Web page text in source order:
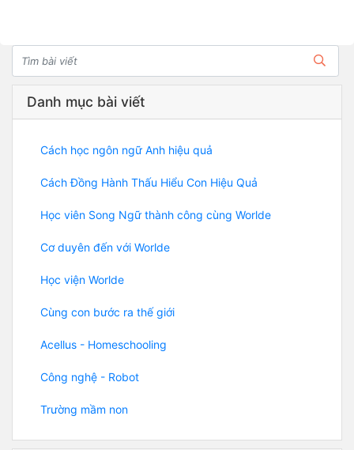
Danh mục bài viết
Cách học ngôn ngữ Anh hiệu quả
Cách Đồng Hành Thấu Hiểu Con Hiệu Quả
Học viên Song Ngữ thành công cùng Worlde
Cơ duyên đến với Worlde
Học viện Worlde
Cùng con bước ra thế giới
Acellus - Homeschooling
Công nghệ - Robot
Trường mầm non